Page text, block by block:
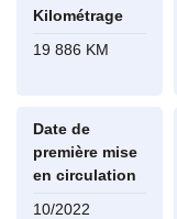
Kilométrage
19 886 KM
Date de
première mise
en circulation
10/2022